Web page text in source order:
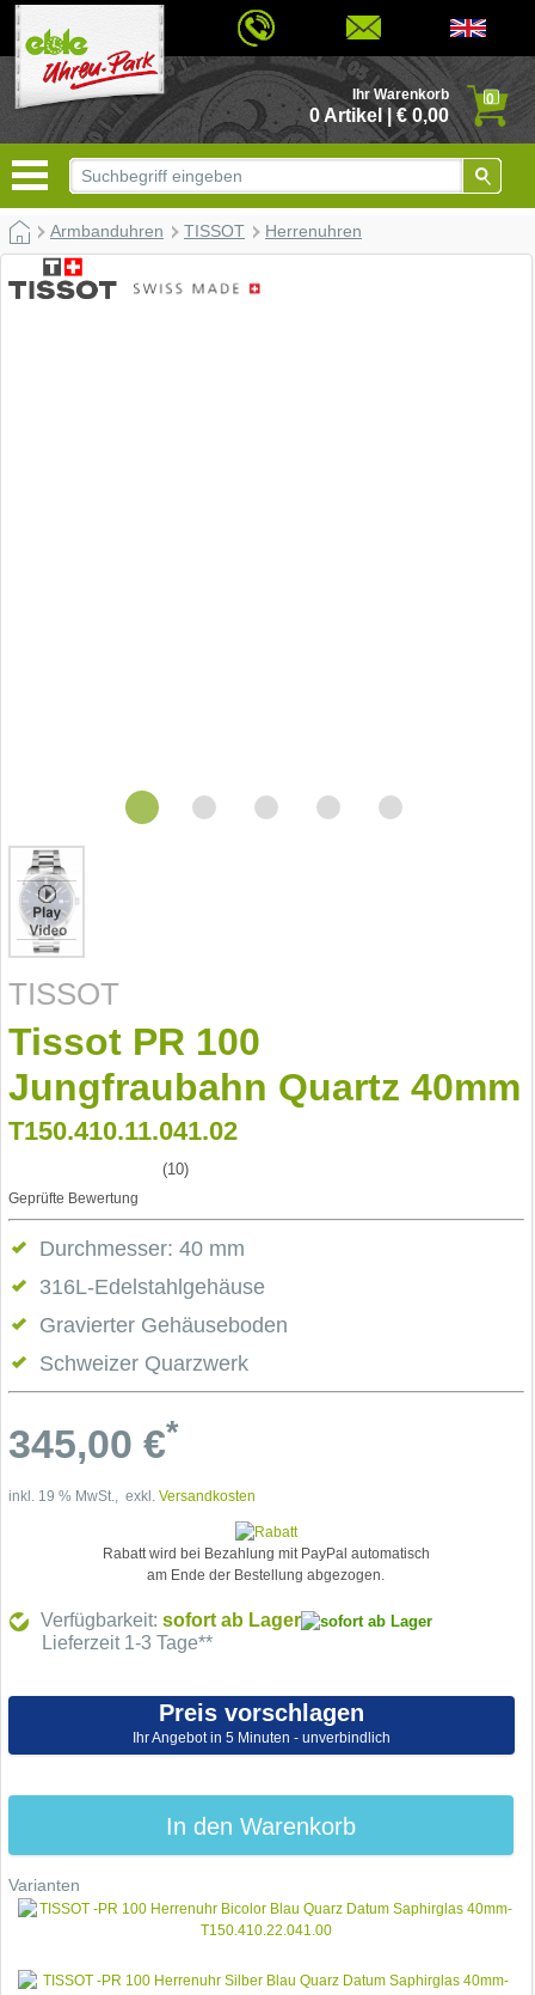
Ihr Warenkorb
0 Artikel | € 0,00
0
Armbanduhren TISSOT Herrenuhren
TISSOT
Tissot PR 100
Jungfraubahn Quartz 40mm
T150.410.11.041.02
(10)
Geprüfte Bewertung
Durchmesser: 40 mm
316L-Edelstahlgehäuse
Gravierter Gehäuseboden
Schweizer Quarzwerk
345,00 €*
inkl. 19 % MwSt., exkl. Versandkosten
Rabatt wird bei Bezahlung mit PayPal automatisch
am Ende der Bestellung abgezogen.
Verfügbarkeit: sofort ab Lager
Lieferzeit 1-3 Tage**
Preis vorschlagen
Ihr Angebot in 5 Minuten - unverbindlich
In den Warenkorb
Varianten
© 2026 - Based on eCommerce Engine xt:Commerce Shopsoftware